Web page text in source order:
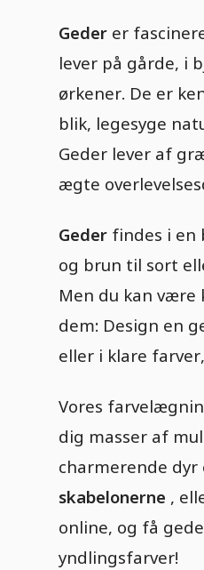
Geder er
lever på gårde, i
ørkener. De er
blik, legesyge
Geder lever af
ægte
Geder findes i en
og brun til sort
Men du kan
dem: Design en
eller i klare
Vores
dig masser af
charmerende
skabelonerne ,
online, og få
yndlingsfarver!